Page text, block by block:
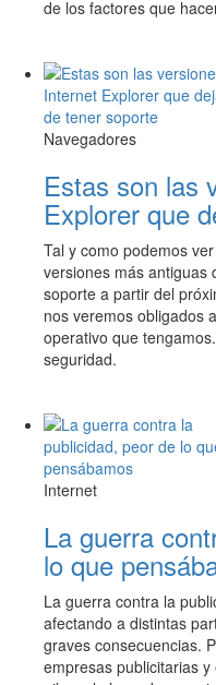
de los factores que
Navegadores
Estas son las
Explorer que
Tal y como podemos
versiones más antiguas
soporte a partir del
nos veremos obligados
operativo que
seguridad.
Internet
La guerra
lo que
La guerra contra la
afectando a distintas
graves consecuencias.
empresas publicitarias